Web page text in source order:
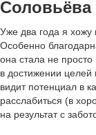
Уже два года я
Особенно
она стала не
в достижении
видит потенциал в
расслабиться (в
на результат с